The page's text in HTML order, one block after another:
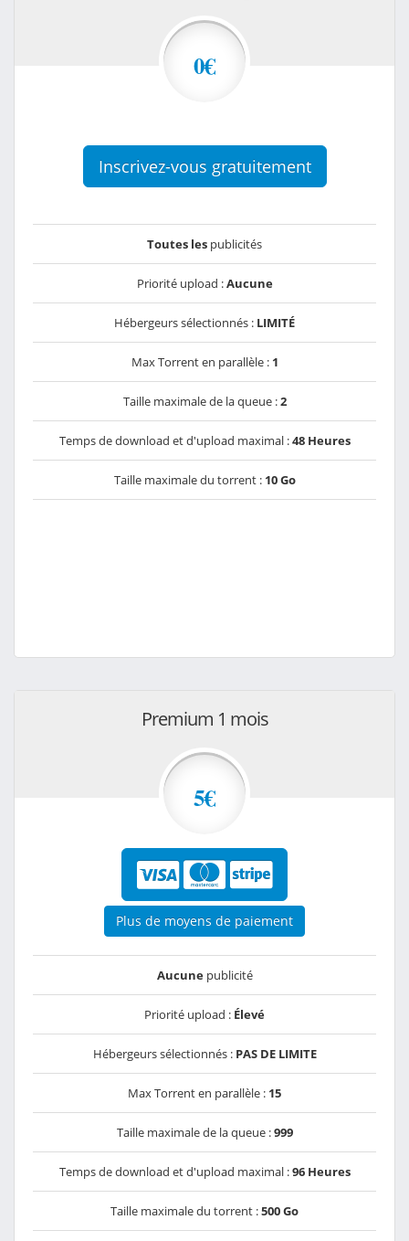
0€
Inscrivez-vous gratuitement
Toutes les publicités
Priorité upload :Aucune
Hébergeurs sélectionnés : LIMITÉ
Max Torrent en parallèle : 1
Taille maximale de la queue :2
Temps de download et d'upload maximal :48 Heures
Taille maximale du torrent : 10 Go
Premium 1 mois
5€
Plus de moyens de paiement
Aucunepublicité
Priorité upload : Élevé
Hébergeurs sélectionnés : PAS DE LIMITE
Max Torrent en parallèle : 15
Taille maximale de la queue :999
Temps de download et d'upload maximal :96 Heures
Taille maximale du torrent :500 Go